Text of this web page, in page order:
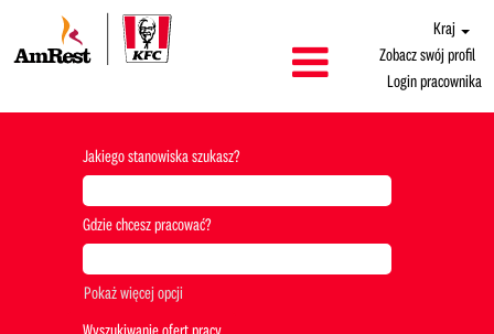
Kraj
Zobacz swój profil
Login pracownika
Jakiego stanowiska szukasz?
Gdzie chcesz pracować?
Pokaż więcej opcji